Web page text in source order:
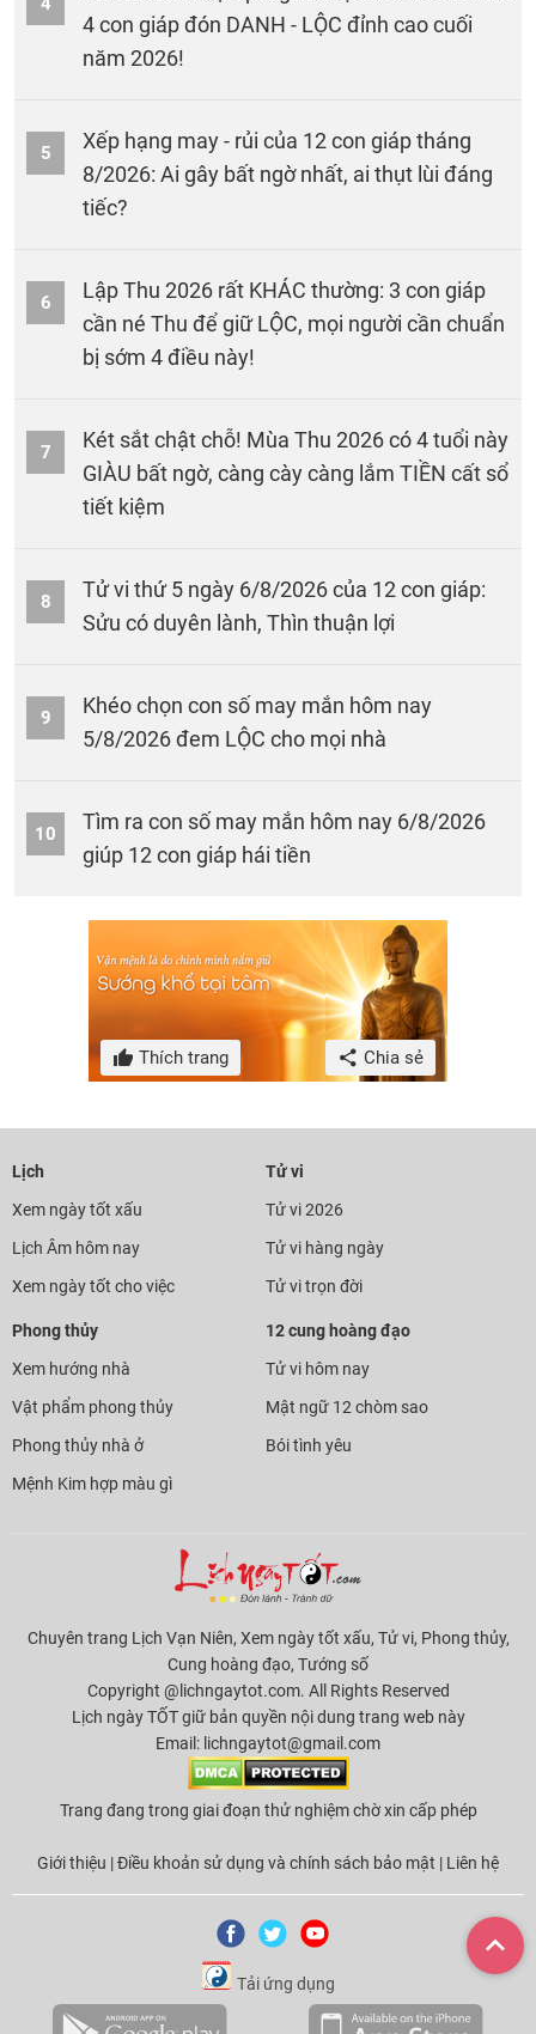
4 con giáp đón DANH - LỘC đỉnh cao cuối
năm 2026!
5
Xếp hạng may - rủi của 12 con giáp tháng
8/2026: Ai gây bất ngờ nhất, ai thụt lùi đáng
tiếc?
6
Lập Thu 2026 rất KHÁC thường: 3 con giáp
cần né Thu để giữ LỘC, mọi người cần chuẩn
bị sớm 4 điều này!
7
Két sắt chật chỗ! Mùa Thu 2026 có 4 tuổi này
GIÀU bất ngờ, càng cày càng lắm TIỀN cất sổ
tiết kiệm
8
Tử vi thứ 5 ngày 6/8/2026 của 12 con giáp:
Sửu có duyên lành, Thìn thuận lợi
9
Khéo chọn con số may mắn hôm nay
5/8/2026 đem LỘC cho mọi nhà
10
Tìm ra con số may mắn hôm nay 6/8/2026
giúp 12 con giáp hái tiền
Thích trang Chia sẻ
Lịch
Xem ngày tốt xấu
Lịch Âm hôm nay
Xem ngày tốt cho việc
Tử vi
Tử vi 2026
Tử vi hàng ngày
Tử vi trọn đời
Phong thủy
Xem hướng nhà
Vật phẩm phong thủy
Phong thủy nhà ở
Mệnh Kim hợp màu gì
12 cung hoàng đạo
Tử vi hôm nay
Mật ngữ 12 chòm sao
Bói tình yêu
Chuyên trang Lịch Vạn Niên, Xem ngày tốt xấu, Tử vi, Phong thủy,
Cung hoàng đạo, Tướng số
Copyright @lichngaytot.com. All Rights Reserved
Lịch ngày TỐT giữ bản quyền nội dung trang web này
Email: lichngaytot@gmail.com
Trang đang trong giai đoạn thử nghiệm chờ xin cấp phép
Giới thiệu |Điều khoản sử dụng và chính sách bảo mật | Liên hệ
Tải ứng dụng